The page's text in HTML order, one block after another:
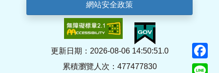
網站安全政策
更新日期：2026-08-06 14:50:51.0
累積瀏覽人次：477477830